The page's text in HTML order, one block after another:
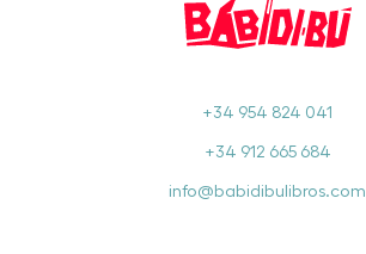
+34 954 824 041
+34 912 665 684
info@babidibulibros.com